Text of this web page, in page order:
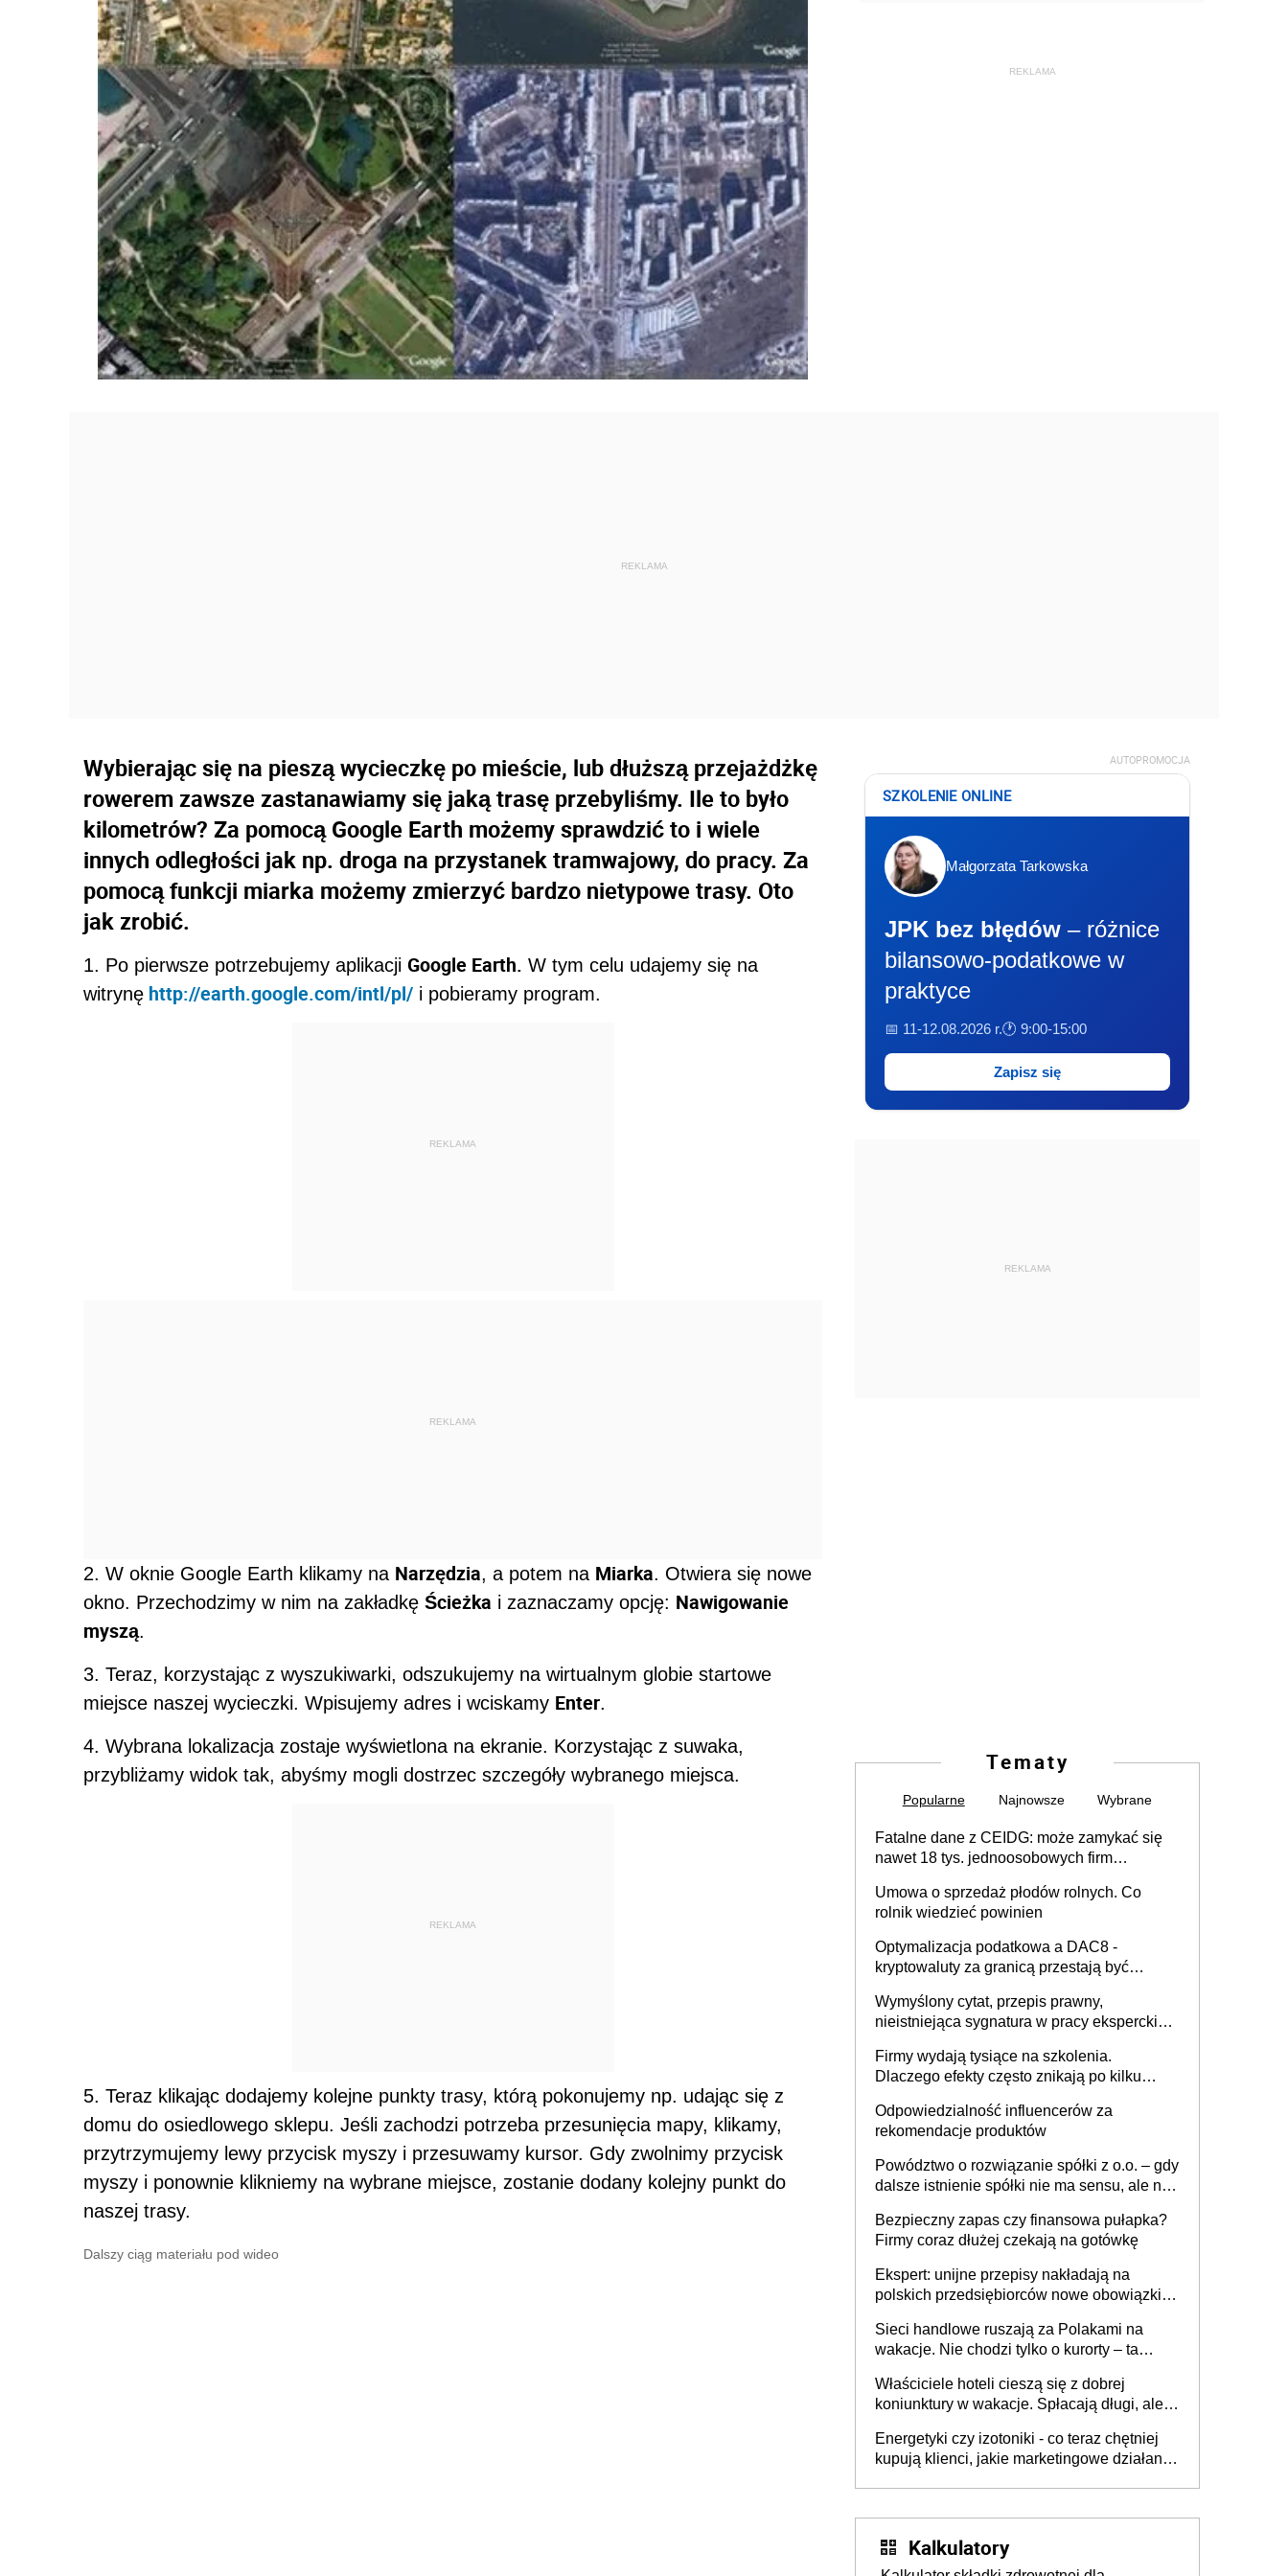
Wybierając się na pieszą wycieczkę po mieście, lub dłuższą przejażdżkę
rowerem zawsze zastanawiamy się jaką trasę przebyliśmy. Ile to było
kilometrów? Za pomocą Google Earth możemy sprawdzić to i wiele
innych odległości jak np. droga na przystanek tramwajowy, do pracy. Za
pomocą funkcji miarka możemy zmierzyć bardzo nietypowe trasy. Oto
jak zrobić.
1. Po pierwsze potrzebujemy aplikacji Google Earth. W tym celu udajemy się na
witrynę http://earth.google.com/intl/pl/ i pobieramy program.
REKLAMA
REKLAMA
2. W oknie Google Earth klikamy na Narzędzia, a potem na Miarka. Otwiera się nowe
okno. Przechodzimy w nim na zakładkę Ścieżka i zaznaczamy opcję: Nawigowanie
myszą.
3. Teraz, korzystając z wyszukiwarki, odszukujemy na wirtualnym globie startowe
miejsce naszej wycieczki. Wpisujemy adres i wciskamy Enter.
4. Wybrana lokalizacja zostaje wyświetlona na ekranie. Korzystając z suwaka,
przybliżamy widok tak, abyśmy mogli dostrzec szczegóły wybranego miejsca.
REKLAMA
5. Teraz klikając dodajemy kolejne punkty trasy, którą pokonujemy np. udając się z
domu do osiedlowego sklepu. Jeśli zachodzi potrzeba przesunięcia mapy, klikamy,
przytrzymujemy lewy przycisk myszy i przesuwamy kursor. Gdy zwolnimy przycisk
myszy i ponownie klikniemy na wybrane miejsce, zostanie dodany kolejny punkt do
naszej trasy.
Dalszy ciąg materiału pod wideo
AUTOPROMOCJA
SZKOLENIE ONLINE
Małgorzata Tarkowska
JPK bez błędów – różnice
bilansowo-podatkowe w
praktyce
📅 11-12.08.2026 r.🕐 9:00-15:00
Zapisz się
REKLAMA
Tematy
Popularne Najnowsze Wybrane
Fatalne dane z CEIDG: może zamykać się
nawet 18 tys. jednoosobowych firm
Umowa o sprzedaż płodów rolnych. Co
rolnik wiedzieć powinien
Optymalizacja podatkowa a DAC8 -
kryptowaluty za granicą przestają być
Wymyślony cytat, przepis prawny,
nieistniejąca sygnatura w pracy eksperckiej -
firmie
Firmy wydają tysiące na szkolenia.
Dlaczego efekty często znikają po kilku
Odpowiedzialność influencerów za
rekomendacje produktów
Powództwo o rozwiązanie spółki z o.o. – gdy
dalsze istnienie spółki nie ma sensu, ale nie
Bezpieczny zapas czy finansowa pułapka?
Firmy coraz dłużej czekają na gotówkę
Ekspert: unijne przepisy nakładają na
polskich przedsiębiorców nowe obowiązki w
Sieci handlowe ruszają za Polakami na
wakacje. Nie chodzi tylko o kurorty – ta
tam, gdzie wielu spędzi urlop po cichu
Właściciele hoteli cieszą się z dobrej
koniunktury w wakacje. Spłacają długi, ale
Energetyki czy izotoniki - co teraz chętniej
kupują klienci, jakie marketingowe działania
Kalkulatory